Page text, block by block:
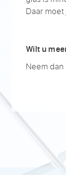
Daar
Wilt u
Neem dan